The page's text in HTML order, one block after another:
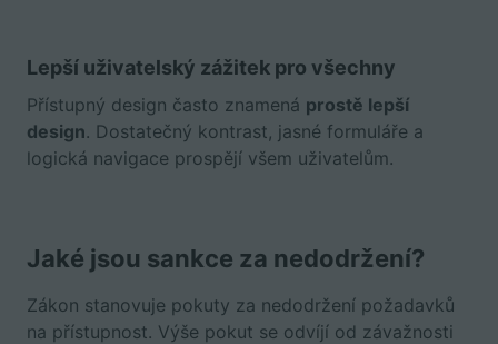
Lepší uživatelský zážitek pro všechny
Přístupný design často znamená prostě lepší
design. Dostatečný kontrast, jasné formuláře a
logická navigace prospějí všem uživatelům.
Jaké jsou sankce za nedodržení?
Zákon stanovuje pokuty za nedodržení požadavků
na přístupnost. Výše pokut se odvíjí od závažnosti